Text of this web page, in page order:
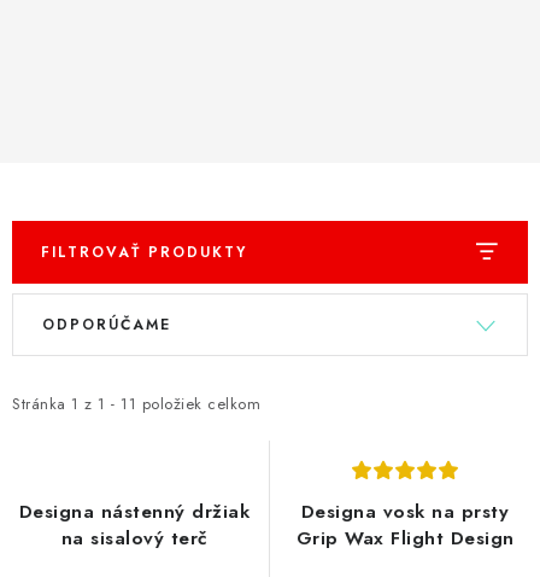
DARČEKOVÉ POUKAZY
NOVINKY
Kontakty Hodnotenie obchodu
FILTROVAŤ PRODUKTY
V
i
r
Stránka 1 z 1 - 11 položiek celkom
R
e
e
ODPORÚČAME
Designa nástenný držiak
na sisalový terč
Designa vosk na prsty
Grip Wax Flight Design